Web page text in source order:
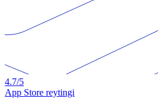
4.7/5
App Store reytingi